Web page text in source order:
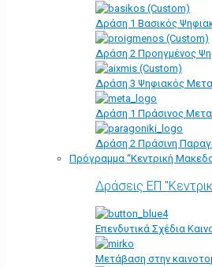
Δράση 1 Βασικός
Δράση 2 Προηγμένος
Δράση 3 Ψηφιακός
Δράση 1 Πράσινος
Δράση 2 Πράσινη
Πρόγραμμα “Κεντρική
Δράσεις ΕΠ
Επενδυτικά Σχέδια
Μετάβαση στην